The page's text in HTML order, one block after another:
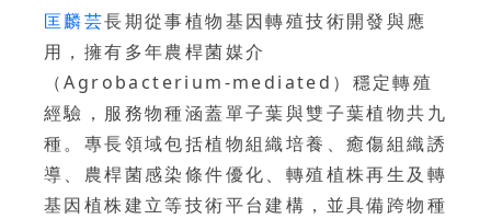
匡麟芸長期從事植物基因轉殖技術開發與應
用，擁有多年農桿菌媒介
（Agrobacterium-mediated）穩定轉殖
經驗，服務物種涵蓋單子葉與雙子葉植物共九
種。專長領域包括植物組織培養、癒傷組織誘
導、農桿菌感染條件優化、轉殖植株再生及轉
基因植株建立等技術平台建構，並具備跨物種